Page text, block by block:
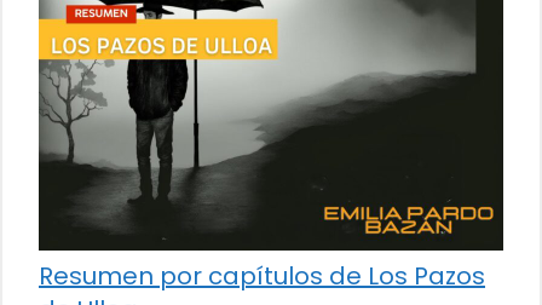
Resumen por capítulos de Los Pazos